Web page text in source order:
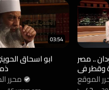
03:54
ابو اسحاق
محرر
.. مصر
وقطر في
الامارات
الموقع